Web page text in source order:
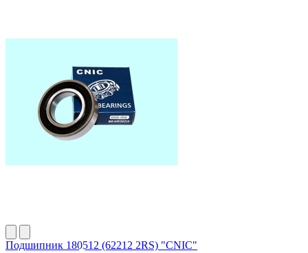
Подшипник 180512 (62212 2RS) "СNIC"